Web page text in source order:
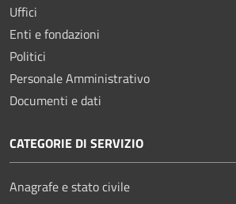
Uffici
Enti e fondazioni
Politici
Personale Amministrativo
Documenti e dati
CATEGORIE DI SERVIZIO
Anagrafe e stato civile